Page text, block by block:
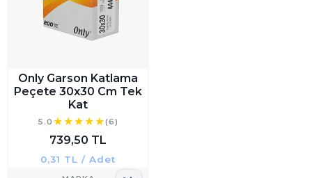
Only Garson Katlama
Peçete 30x30 Cm Tek
Kat
5.0 (6)
739,50 TL
0,31 TL / Adet